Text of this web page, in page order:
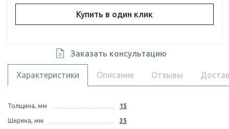
Купить в один клик
Заказать консультацию
Характеристики Описание Отзывы
Толщина, мм 15
Ширина, мм 35